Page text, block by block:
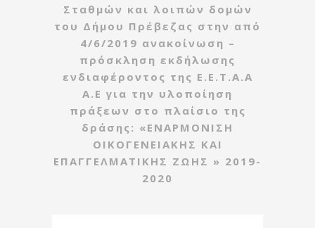
Σταθμών και λοιπών δομών
του Δήμου Πρέβεζας στην από
4/6/2019 ανακοίνωση –
πρόσκληση εκδήλωσης
ενδιαφέροντος της Ε.Ε.Τ.Α.Α
Α.Ε για την υλοποίηση
πράξεων στο πλαίσιο της
δράσης: «ΕΝΑΡΜΟΝΙΣΗ
ΟΙΚΟΓΕΝΕΙΑΚΗΣ ΚΑΙ
ΕΠΑΓΓΕΛΜΑΤΙΚΗΣ ΖΩΗΣ » 2019-
2020